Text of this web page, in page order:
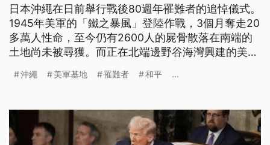
日本沖繩在日前舉行戰後80週年罹難者的追悼儀式。
1945年美軍的「鐵之暴風」登陸作戰，3個月奪走20
多萬人性命，至今仍有2600人的屍骨散落在南端的
土地尚未被尋獲。而正在北端邊野谷海灣興建的美軍
引來褻瀆罹難者的抨擊。
沖繩 美軍基地 罹難者 和平 ...